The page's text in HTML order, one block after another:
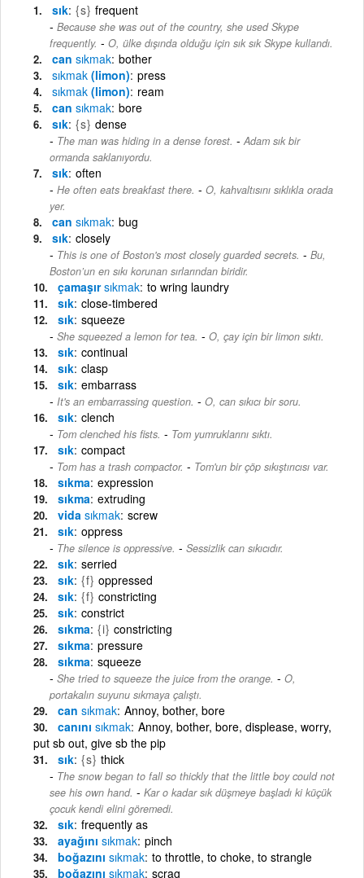
sık {s} frequent
Because she was out of the country, she used Skype
frequently. - O, ülke dışında olduğu için sık sık Skype kullandı.
can sıkmak bother
sıkmak (limon) press
sıkmak (limon) ream
can sıkmak bore
sık {s} dense
The man was hiding in a dense forest. - Adam sık bir
ormanda saklanıyordu.
sık often
He often eats breakfast there. - O, kahvaltısını sıklıkla orada
yer.
can sıkmak bug
sık closely
This is one of Boston's most closely guarded secrets. - Bu,
Boston’un en sıkı korunan sırlarından biridir.
çamaşırsıkmak to wring laundry
sık close-timbered
sık squeeze
She squeezed a lemon for tea. - O, çay için bir limon sıktı.
sık continual
sık clasp
sık embarrass
It's an embarrassing question. - O, can sıkıcı bir soru.
sık clench
Tom clenched his fists. - Tom yumruklarını sıktı.
sık compact
Tom has a trash compactor. - Tom'un bir çöp sıkıştırıcısı var.
sıkma expression
sıkma extruding
vida sıkmak screw
sık oppress
The silence is oppressive. - Sessizlik can sıkıcıdır.
sık serried
sık {f} oppressed
sık {f} constricting
sık constrict
sıkma {i} constricting
sıkma pressure
sıkma squeeze
She tried to squeeze the juice from the orange. - O,
portakalın suyunu sıkmaya çalıştı.
can sıkmak Annoy, bother, bore
canını sıkmak Annoy, bother, bore, displease, worry,
put sb out, give sb the pip
sık {s} thick
The snow began to fall so thickly that the little boy could not
see his own hand. - Kar o kadar sık düşmeye başladı ki küçük
çocuk kendi elini göremedi.
sık frequently as
ayağını sıkmak pinch
boğazını sıkmak to throttle, to choke, to strangle
boğazını sıkmak scrag